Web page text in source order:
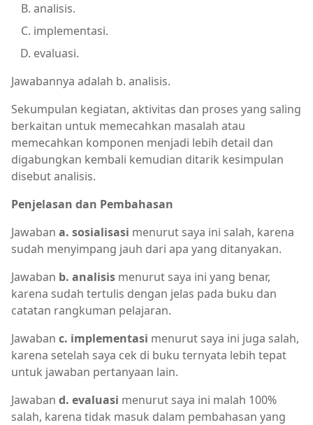
analisis.
implementasi.
evaluasi.
Jawabannya adalah b. analisis.
Sekumpulan kegiatan, aktivitas dan proses yang saling
berkaitan untuk memecahkan masalah atau
memecahkan komponen menjadi lebih detail dan
digabungkan kembali kemudian ditarik kesimpulan
disebut analisis.
Penjelasan dan Pembahasan
Jawaban a. sosialisasi menurut saya ini salah, karena
sudah menyimpang jauh dari apa yang ditanyakan.
Jawaban b. analisis menurut saya ini yang benar,
karena sudah tertulis dengan jelas pada buku dan
catatan rangkuman pelajaran.
Jawaban c. implementasi menurut saya ini juga salah,
karena setelah saya cek di buku ternyata lebih tepat
untuk jawaban pertanyaan lain.
Jawaban d. evaluasi menurut saya ini malah 100%
salah, karena tidak masuk dalam pembahasan yang